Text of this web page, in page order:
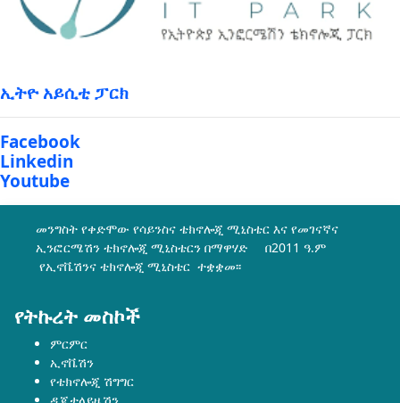
ኢትዮ አይሲቲ ፓርክ
Facebook
Linkedin
Youtube
መንግስት የቀድሞው የሳይንስና ቴክኖሎጂ ሚኒስቴር እና የመገናኛና
ኢንፎርሜሽን ቴክኖሎጂ ሚኒስቴርን በማዋሃድ በ2011 ዓ.ም
የኢኖቬሽንና ቴክኖሎጂ ሚኒስቴር ተቋቋመ፡፡
የትኩረት መስኮች
ምርምር
ኢኖቬሽን
የቴክኖሎጂ ሽግግር